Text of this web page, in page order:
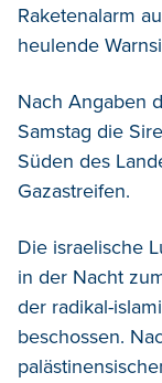
Raketenalarm
heulende
Nach Angaben
Samstag die
Süden des
Gazastreifen.
Die israelische
in der Nacht
der radikal-
beschossen.